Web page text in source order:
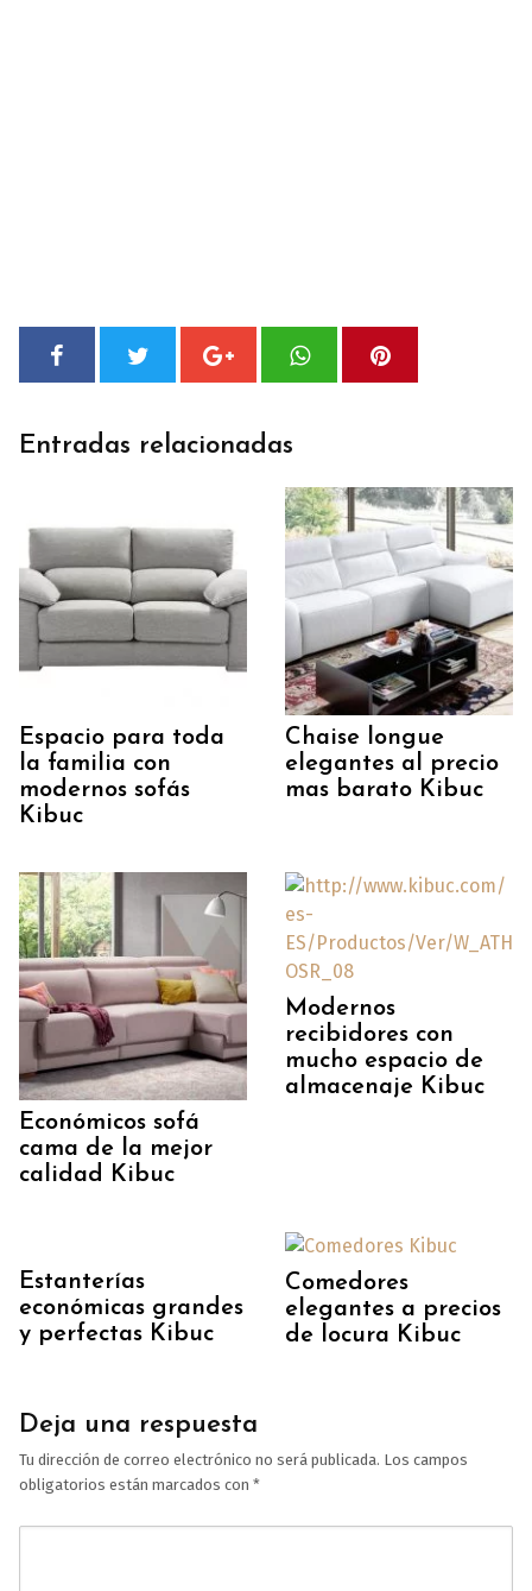
Entradas relacionadas
Espacio para toda
la familia con
modernos sofás
Kibuc
Chaise longue
elegantes al precio
mas barato Kibuc
Económicos sofá
cama de la mejor
calidad Kibuc
Modernos
recibidores con
mucho espacio de
almacenaje Kibuc
Estanterías
económicas grandes
y perfectas Kibuc
Comedores
elegantes a precios
de locura Kibuc
Deja una respuesta
Tu dirección de correo electrónico no será publicada. Los campos
obligatorios están marcados con *